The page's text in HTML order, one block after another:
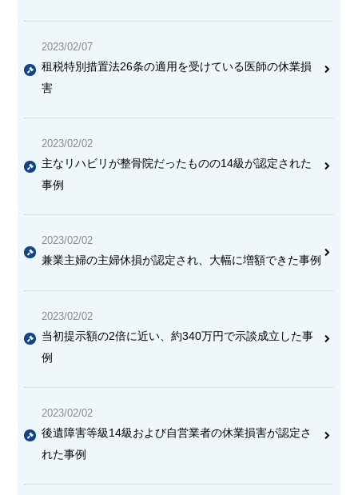
2023/02/07
租税特別措置法26条の適用を受けている医師の休業損
害
2023/02/02
主な リハビリが整骨院だったものの14級が認定された
事例
2023/02/02
兼業主婦の主婦休損が認定され、大幅に増額できた事例
2023/02/02
当初提示額の2倍に近い、約340万円で示談成立した事
例
2023/02/02
後遺障害等級14級および自営業者の休業損害が認定さ
れた事例